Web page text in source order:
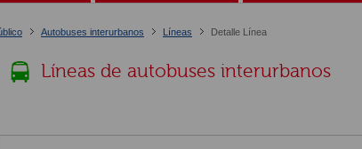
Autobuses interurbanos Líneas Detalle Línea
Líneas de autobuses interurbanos